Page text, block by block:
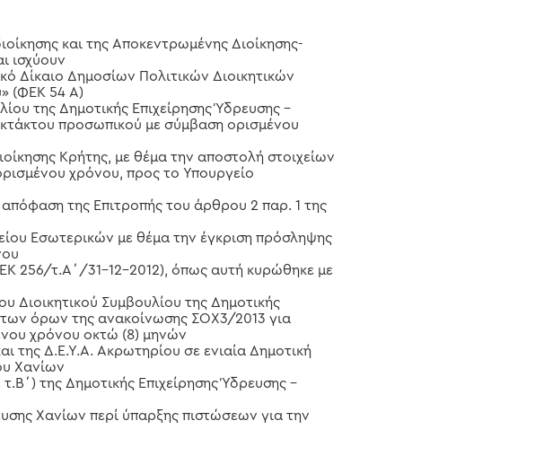
και της Αποκεντρωμένης Διοίκησης-
ισχύουν
Δίκαιο Δημοσίων Πολιτικών Διοικητικών
(ΦΕΚ 54 Α)
της Δημοτικής Επιχείρησης Ύδρευσης –
προσωπικού με σύμβαση ορισμένου
Κρήτης, με θέμα την αποστολή στοιχείων
χρόνου, προς το Υπουργείο
της Επιτροπής του άρθρου 2 παρ. 1 της
Εσωτερικών με θέμα την έγκριση πρόσληψης
256/τ.Α΄/31-12-2012), όπως αυτή κυρώθηκε με
Διοικητικού Συμβουλίου της Δημοτικής
των όρων της ανακοίνωσης ΣΟΧ3/2013 για
χρόνου οκτώ (8) μηνών
της Δ.Ε.Υ.Α. Ακρωτηρίου σε ενιαία Δημοτική
Χανίων
της Δημοτικής Επιχείρησης Ύδρευσης –
Χανίων περί ύπαρξης πιστώσεων για την